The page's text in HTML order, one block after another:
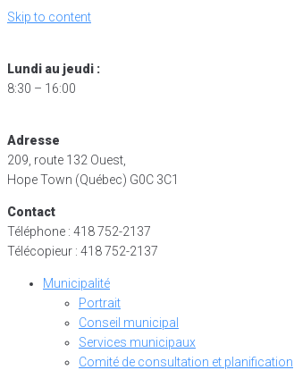
Skip to content
Lundi au jeudi :
8:30 – 16:00
Adresse
209, route 132 Ouest,
Hope Town (Québec) G0C 3C1
Contact
Téléphone : 418 752-2137
Télécopieur : 418 752-2137
Municipalité
Portrait
Conseil municipal
Services municipaux
Comité de consultation et planification